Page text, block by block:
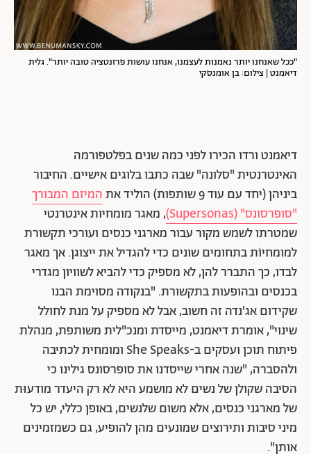
"ככל שאנחנו יותר נאמנות לעצמנו, אנחנו עושות פרזנטציה טובה יותר".גלית
דיאמנט | צילום: בן אומנסקי
דיאמנט ורדו הכירו לפני כמה שנים בפלטפורמה
האינטרנטית "סלונה" שבה כתבו בלוגים אישיים. החיבור
ביניהן (יחד עם עוד 9 שותפות) הוליד את
המיזם המבורך
"סופרסונס" (Supersonas)
, מאגר מומחיות אינטרנטי
שמטרתו לשמש מקור עבור מארגני כנסים ועורכי תקשורת
למומחיוֹת בתחומים שונים כדי להגדיל את ייצוגן. אך מאגר
לבדו, כך התברר להן, לא מספיק כדי להביא לשוויון מגדרי
בכנסים ובהופעות בתקשורת. "בנקודה מסוימת הבנו
שקידום אג'נדה זה חשוב, אבל לא מספיק על מנת לחולל
שינוי", אומרת דיאמנט, מייסדת ומנכ"לית משותפת, מנהלת
פיתוח תוכן ועסקים ב-She Speaks ומומחית לכתיבה
ולהסברה, "שנה אחרי שייסדנו את סופרסונס גילינו כי
הסיבה שקולן של נשים לא מושמע היא לא רק היעדר מודעוּת
של מארגני כנסים, אלא משום שלנשים, באופן כללי, יש כל
מיני סיבות ותירוצים שמונעים מהן להופיע, גם כשמזמינים
אותן".